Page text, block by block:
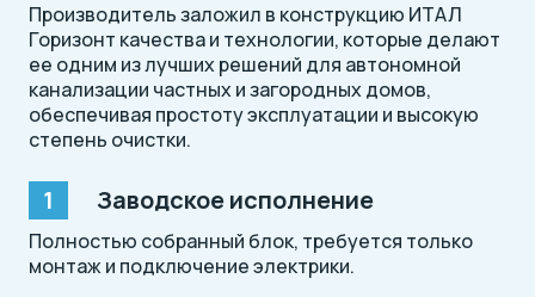
Производитель заложил в конструкцию ИТАЛ
Горизонт качества и технологии, которые делают
ее одним из лучших решений для автономной
канализации частных и загородных домов,
обеспечивая простоту эксплуатации и высокую
степень очистки.
Заводское исполнение
Полностью собранный блок, требуется только
монтаж и подключение электрики.